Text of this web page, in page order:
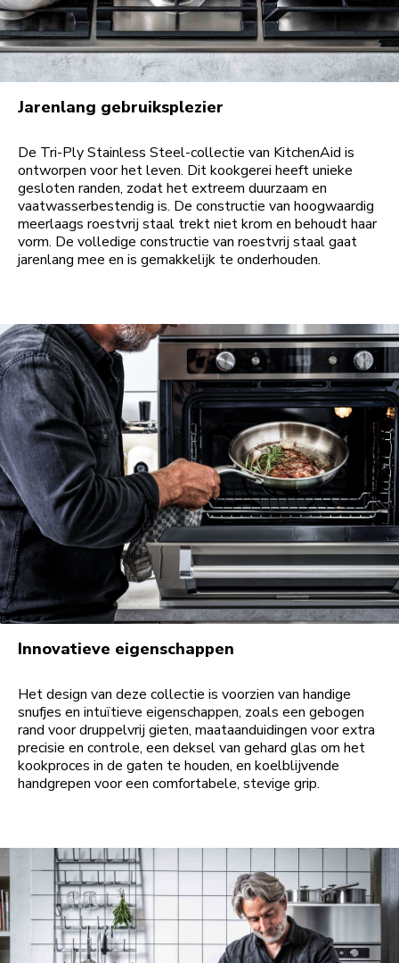
Jarenlang gebruiksplezier
De Tri-Ply Stainless Steel-collectie van KitchenAid is
ontworpen voor het leven. Dit kookgerei heeft unieke
gesloten randen, zodat het extreem duurzaam en
vaatwasserbestendig is. De constructie van hoogwaardig
meerlaags roestvrij staal trekt niet krom en behoudt haar
vorm. De volledige constructie van roestvrij staal gaat
jarenlang mee en is gemakkelijk te onderhouden.
Innovatieve eigenschappen
Het design van deze collectie is voorzien van handige
snufjes en intuïtieve eigenschappen, zoals een gebogen
rand voor druppelvrij gieten, maataanduidingen voor extra
precisie en controle, een deksel van gehard glas om het
kookproces in de gaten te houden, en koelblijvende
handgrepen voor een comfortabele, stevige grip.